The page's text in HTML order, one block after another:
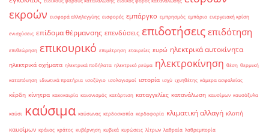
εκροών εισφορά αλληλεγγύης εισφορές εμπάργκο εμπρησμός εμπόριο ενεργειακή κρίση
ενισχύσεις επίδομα θέρμανσης επενδύσεις επιδοτήσεις επιδότηση
επιθεώρηση επικουρικό επιμέτρηση εταιρείες ευρώ ηλεκτρικά αυτοκίνητα
ηλεκτρικά οχήματα ηλεκτρικά ποδήλατα ηλεκτρικό ρεύμα ηλεκτροκίνηση θέση θερμική
καταπόνηση ιδιωτικά πρατήρια ισοζύγιο ισολογισμοί ιστορία ισχύ ιχνηθέτης κάμερα ασφαλείας
κέρδη κίνητρα κακοκαιρία κανονισμός κατάρτιση καταγγελίες κατανάλωση καυσίμων καυσόξυλα
καύσι καύσιμα καύσωνας κερδοσκοπία κερδοφορία κλιματική αλλαγή κλοπή
καυσίμων κράνος κράτος κυβέρνηση κυβικά κυρώσεις λίτρων λαθραία λαθρεμπορία